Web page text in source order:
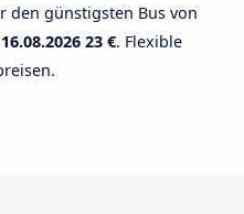
den günstigsten Bus von
16.08.2026 23 €. Flexible